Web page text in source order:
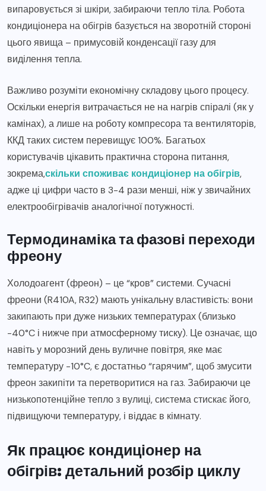
випаровується зі шкіри, забираючи тепло тіла. Робота
кондиціонера на обігрів базується на зворотній стороні
цього явища – примусовій конденсації газу для
виділення тепла.
Важливо розуміти економічну складову цього процесу.
Оскільки енергія витрачається не на нагрів спіралі (як у
камінах), а лише на роботу компресора та вентиляторів,
ККД таких систем перевищує 100%. Багатьох
користувачів цікавить практична сторона питання,
зокрема,скільки споживає кондиціонер на обігрів,
адже ці цифри часто в 3-4 рази менші, ніж у звичайних
електрообігрівачів аналогічної потужності.
Термодинаміка та фазові переходи
фреону
Холодоагент (фреон) – це “кров” системи. Сучасні
фреони (R410A, R32) мають унікальну властивість: вони
закипають при дуже низьких температурах (близько
-40°C і нижче при атмосферному тиску). Це означає, що
навіть у морозний день вуличне повітря, яке має
температуру -10°C, є достатньо “гарячим”, щоб змусити
фреон закипіти та перетворитися на газ. Забираючи це
низькопотенційне тепло з вулиці, система стискає його,
підвищуючи температуру, і віддає в кімнату.
Як працює кондиціонер на
обігрів: детальний розбір циклу